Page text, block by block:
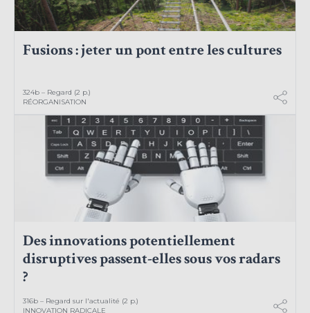
Fusions : jeter un pont entre les cultures
324b – Regard (2 p.)
RÉORGANISATION
Des innovations potentiellement
disruptives passent-elles sous vos radars
?
316b – Regard sur l'actualité (2 p.)
INNOVATION RADICALE